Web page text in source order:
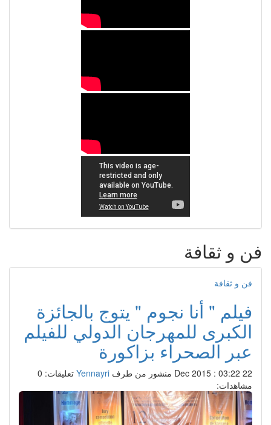
فن و ثقافة
فن و ثقافة
فيلم " أنا نجوم " يتوج بالجائزة
الكبرى للمهرجان الدولي للفيلم
عبر الصحراء بزاكورة
منشور من طرفYennayri تعليقات: 0
مشاهدات: